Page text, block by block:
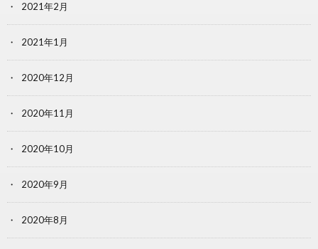
2021年2月
2021年1月
2020年12月
2020年11月
2020年10月
2020年9月
2020年8月